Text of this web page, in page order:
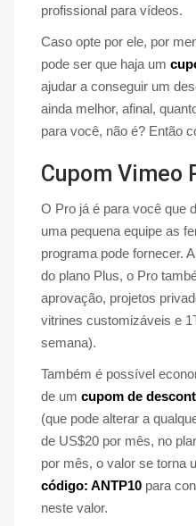
profissional para vídeos.
Caso opte por ele, por
pode ser que haja um
ajudar a conseguir um
ainda melhor, afinal,
para você, não é? Então
Cupom Vimeo
O Pro já é para você que
uma pequena equipe as
programa pode fornecer.
do plano Plus, o Pro
aprovação, projetos
vitrines customizáveis e
semana).
Também é possível
de um cupom de
(que pode alterar a
de US$20 por mês, no
por mês, o valor se torna
código: ANTP10 para
neste valor.